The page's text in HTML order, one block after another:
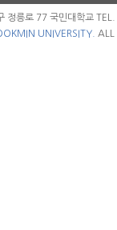
정릉로 77 국민대학교
UNIVERSITY. ALL